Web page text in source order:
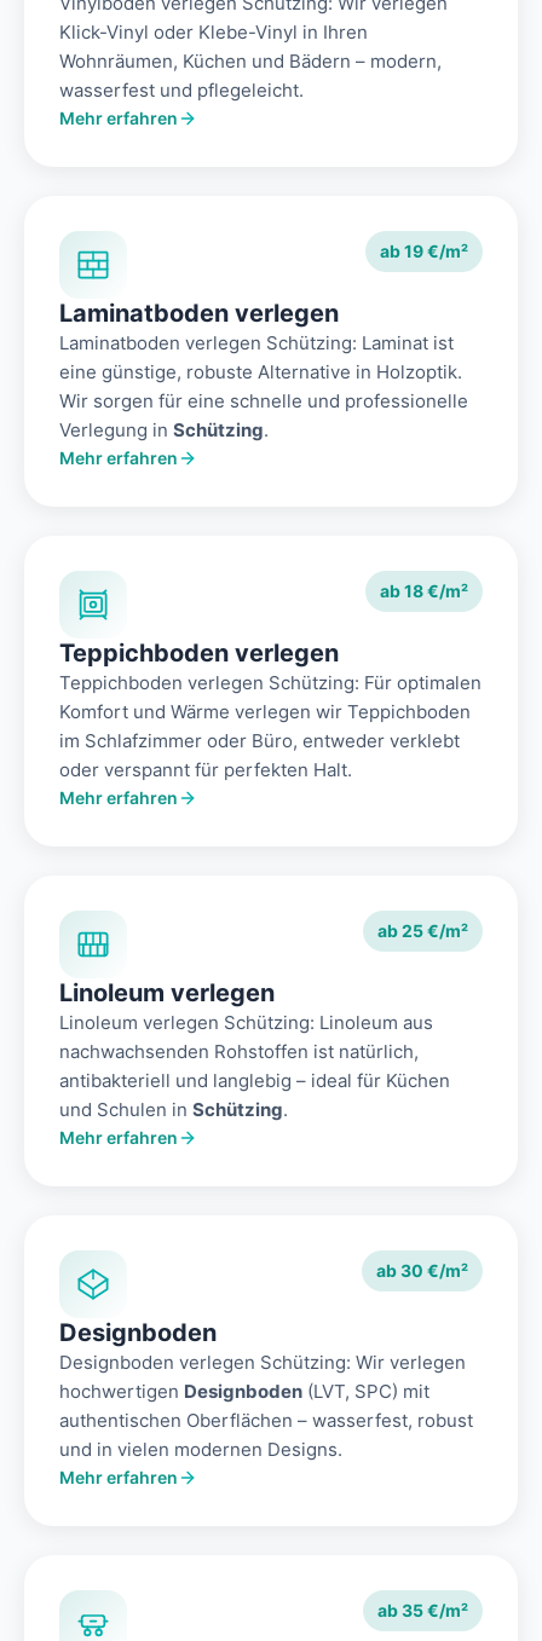
Klick-Vinyl oder Klebe-Vinyl in Ihren
Wohnräumen, Küchen und Bädern – modern,
wasserfest und pflegeleicht.
Mehr erfahren
ab 19 €/m²
Laminatboden verlegen
Laminatboden verlegen Schützing: Laminat ist
eine günstige, robuste Alternative in Holzoptik.
Wir sorgen für eine schnelle und professionelle
Verlegung in Schützing.
Mehr erfahren
ab 18 €/m²
Teppichboden verlegen
Teppichboden verlegen Schützing: Für optimalen
Komfort und Wärme verlegen wir Teppichboden
im Schlafzimmer oder Büro, entweder verklebt
oder verspannt für perfekten Halt.
Mehr erfahren
ab 25 €/m²
Linoleum verlegen
Linoleum verlegen Schützing: Linoleum aus
nachwachsenden Rohstoffen ist natürlich,
antibakteriell und langlebig – ideal für Küchen
und Schulen in Schützing.
Mehr erfahren
ab 30 €/m²
Designboden
Designboden verlegen Schützing: Wir verlegen
hochwertigen Designboden (LVT, SPC) mit
authentischen Oberflächen – wasserfest, robust
und in vielen modernen Designs.
Mehr erfahren
ab 35 €/m²